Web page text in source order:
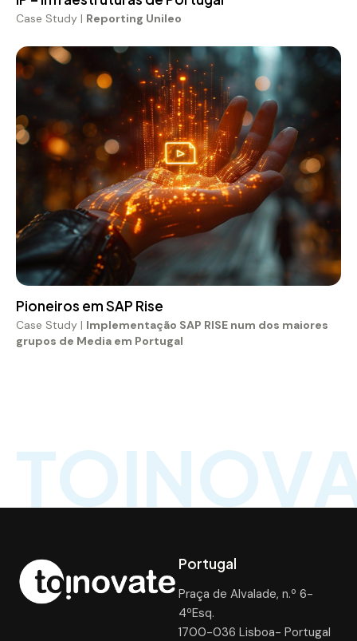
Case Study | Reporting Unileo
Case Study | Implementação SAP RISE num dos maiores
grupos de Media em Portugal
TOINOV
Portugal
Praça de Alvalade, n.º 6-
4ºEsq.
1700-036 Lisboa- Portugal